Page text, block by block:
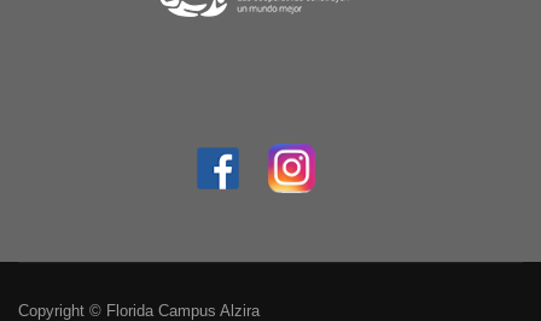
Copyright © Florida Campus Alzira